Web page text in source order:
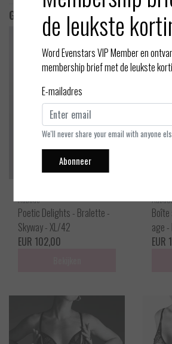
Gerelateerde producten
Aubade
Poetic Delights - Bralette -
Skyway - XL/42
EUR 102,00
age
y -
EUR
de leukste
Word Evenstars VIP Member en
membership brief met de leukste
E-mailadres
We'll never share your email with anyone
Abonneer